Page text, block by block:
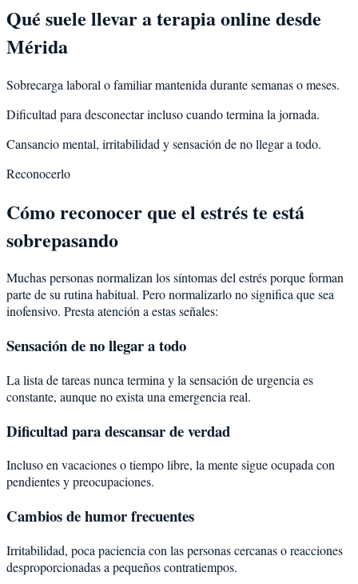
Qué suele llevar a terapia online desde
Mérida
Sobrecarga laboral o familiar mantenida durante semanas o meses.
Dificultad para desconectar incluso cuando termina la jornada.
Cansancio mental, irritabilidad y sensación de no llegar a todo.
Reconocerlo
Cómo reconocer que el estrés te está
sobrepasando
Muchas personas normalizan los síntomas del estrés porque forman
parte de su rutina habitual. Pero normalizarlo no significa que sea
inofensivo. Presta atención a estas señales:
Sensación de no llegar a todo
La lista de tareas nunca termina y la sensación de urgencia es
constante, aunque no exista una emergencia real.
Dificultad para descansar de verdad
Incluso en vacaciones o tiempo libre, la mente sigue ocupada con
pendientes y preocupaciones.
Cambios de humor frecuentes
Irritabilidad, poca paciencia con las personas cercanas o reacciones
desproporcionadas a pequeños contratiempos.